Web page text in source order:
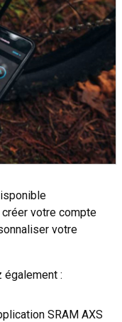
votre compte
votre
également :
SRAM AXS